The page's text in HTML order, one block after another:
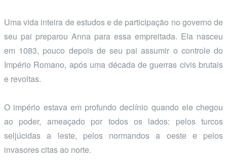
Uma vida inteira de estudos e de participação no governo de
seu pai preparou Anna para essa empreitada. Ela nasceu
em 1083, pouco depois de seu pai assumir o controle do
Império Romano, após uma década de guerras civis brutais
e revoltas.
O império estava em profundo declínio quando ele chegou
ao poder, ameaçado por todos os lados: pelos turcos
seljúcidas a leste, pelos normandos a oeste e pelos
invasores citas ao norte.